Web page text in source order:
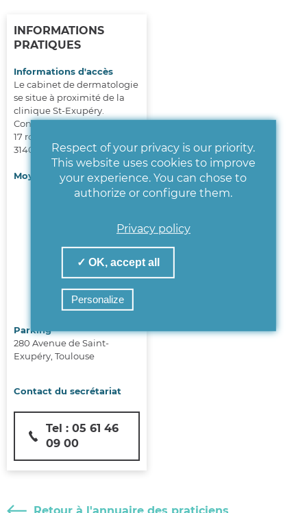
INFORMATIONS
PRATIQUES
Informations d'accès
Le cabinet de dermatologie
se situe à proximité de la
clinique St-Exupéry.
Consultation dermatologie :
17 route de Revel
31400 Toulouse
Moyens de transport
Ligne L8 : arrêt Garin
Ligne 23 : arrêt Parc
de Montaudran ou
arrêt Lécrivain
Parking
280 Avenue de Saint-
Exupéry, Toulouse
Contact du secrétariat
Tel : 05 61 46
09 00
Respect of your privacy is our priority.
This website uses cookies to improve
your experience. You can chose to
authorize or configure them.
Privacy policy
✓ OK, accept all
Personalize